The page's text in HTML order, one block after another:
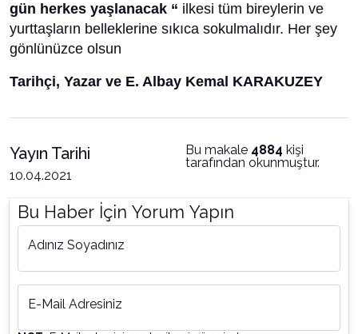
gün herkes yaşlanacak “ ilkesi tüm bireylerin ve
yurttaşların belleklerine sıkıca sokulmalıdır. Her şey
gönlünüzce olsun
Tarihçi, Yazar ve E. Albay Kemal KARAKUZEY
Yayın Tarihi
10.04.2021
Bu makale 4884 kişi
tarafından okunmuştur.
Bu Haber İçin Yorum Yapın
Adınız Soyadınız
E-Mail Adresiniz